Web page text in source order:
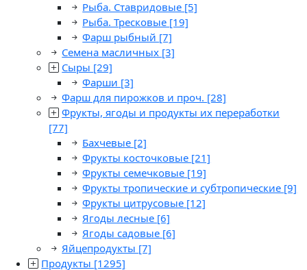
Рыба. Ставридовые [5]
Рыба. Тресковые [19]
Фарш рыбный [7]
Семена масличных [3]
Сыры [29]
Фарши [3]
Фарш для пирожков и проч. [28]
Фрукты, ягоды и продукты их переработки
[77]
Бахчевые [2]
Фрукты косточковые [21]
Фрукты семечковые [19]
Фрукты тропические и субтропические [9]
Фрукты цитрусовые [12]
Ягоды лесные [6]
Ягоды садовые [6]
Яйцепродукты [7]
Продукты [1295]